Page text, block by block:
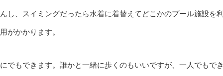
し、スイミングだったら水着に着替えてどこかのプール施設を利
がかかります。
でもできます。誰かと一緒に歩くのもいいですが、一人でもでき